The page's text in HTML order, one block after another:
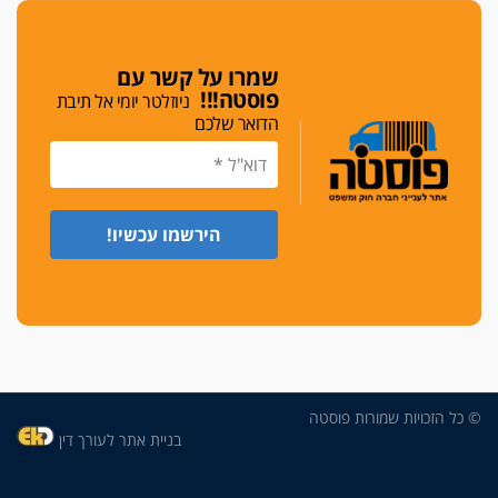
בימ"ש מחוזי: החלטת עמית בכר לדחות מינוי מנכ"ל
חדש ללשכה אינה סבירה
משפחה ופוליטיקה
עו"ד גלעד מנשה ויאיר בכורו חגגו בר מצווה, שרי
דורשים הגנה וביטחון"
שמרו על קשר עם
פוסטה!!! ניוזלטר יומי אל תיבת
הדואר שלכם
© כל הזכויות שמורות פוסטה
בניית אתר לעורך דין